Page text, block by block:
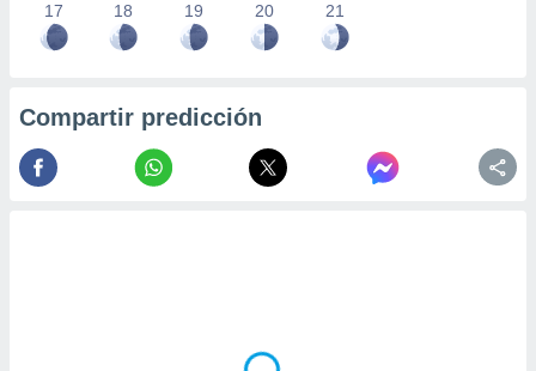
17 18 19 20 21
Compartir predicción